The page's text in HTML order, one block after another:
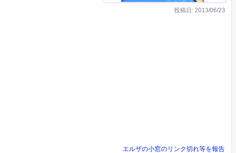
投稿日: 2013/06/23
エルザの小窓のリンク切れ等を報告